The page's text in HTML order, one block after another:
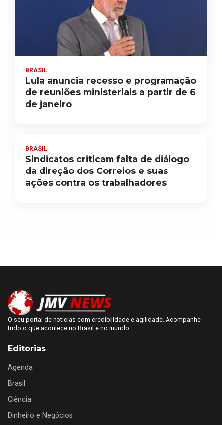
BRASIL
Lula anuncia recesso e programação
de reuniões ministeriais a partir de 6
de janeiro
BRASIL
Sindicatos criticam falta de diálogo
da direção dos Correios e suas
ações contra os trabalhadores
O seu portal de notícias com credibilidade e agilidade. Acompanhe
tudo o que acontece no Brasil e no mundo.
Editorias
Agenda
Brasil
Ciência
Dinheiro e Negócios